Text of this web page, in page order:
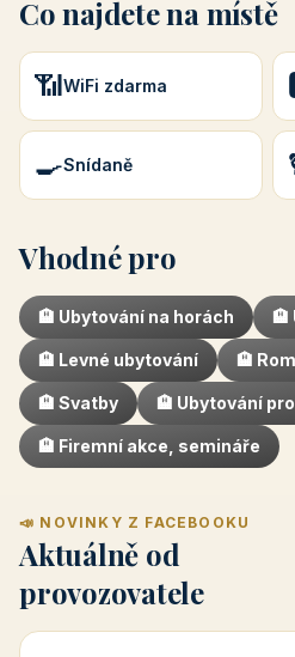
Co najdete na místě
📶WiFi zdarma
🍳Snídaně
Vhodné pro
🏨 Ubytování na horách
🏨 Levné ubytování 🏨
🏨 Svatby 🏨 Ubytování
🏨 Firemní akce, semináře
📣 NOVINKY Z FACEBOOKU
Aktuálně od
provozovatele